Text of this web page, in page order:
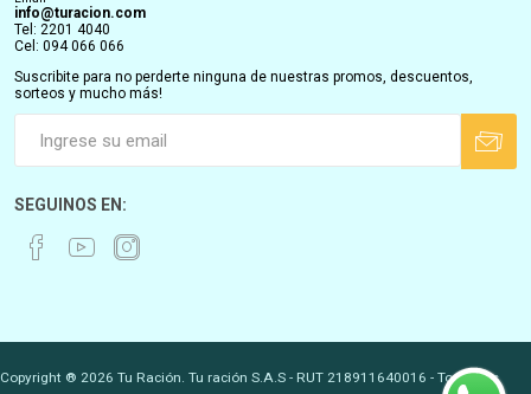
info@turacion.com
Tel: 2201 4040
Cel: 094 066 066
Suscribite para no perderte ninguna de nuestras promos, descuentos,
sorteos y mucho más!
SEGUINOS EN:
Copyright ® 2026 Tu Ración. Tu ración S.A.S - RUT 218911640016 - Todos los